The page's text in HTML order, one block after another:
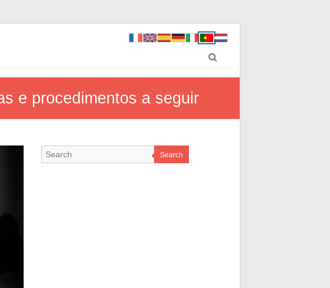
e procedimentos a seguir
Search